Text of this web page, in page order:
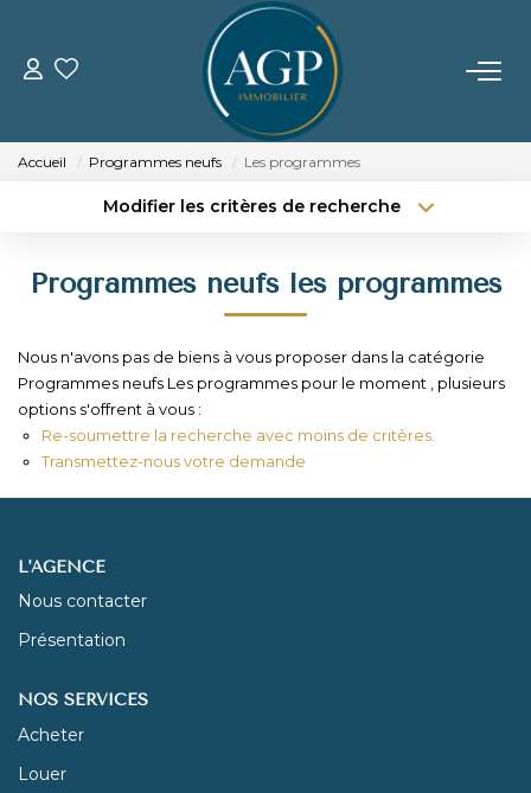
ACHETER
Nos Biens Vendus
LOUER
GERER
Accueil Programmes neufs Les programmes
Modifier les critères de recherche
Sélectionnez...
Type de bien
Surface min
Budget max Plus de critères
Programmes neufs les programmes
Nous n'avons pas de biens à vous proposer dans la catégorie
Programmes neufs Les programmes pour le moment , plusieurs
options s'offrent à vous :
Re-soumettre la recherche avec moins de critères.
Transmettez-nous votre demande
L'AGENCE
Nous contacter
Présentation
NOS SERVICES
Acheter
Louer